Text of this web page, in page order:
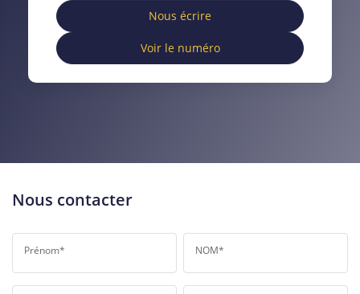
DISTANCE DE L'AÉROPORT : SUPERFICIE :
RÉSULTATS DES LYCÉES ECOLES ET CRÈCHES
Nous écrire
Voir le numéro
Nous contacter
Prénom* NOM*